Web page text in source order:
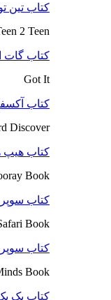
کتاب تین
2 Teen
کتاب گات
Got It
کتاب
Discover
کتاب هیپ
Book
کتاب
Book
کتاب سوپر
Book
کتاب بک